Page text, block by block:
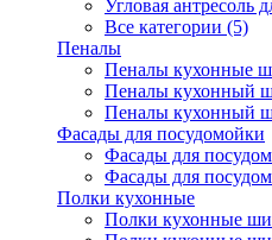
Угловая антресоль
Все категории (5)
Пеналы
Пеналы кухонные
Пеналы кухонный
Пеналы кухонный
Фасады для посудомойки
Фасады для
Фасады для
Полки кухонные
Полки кухонные